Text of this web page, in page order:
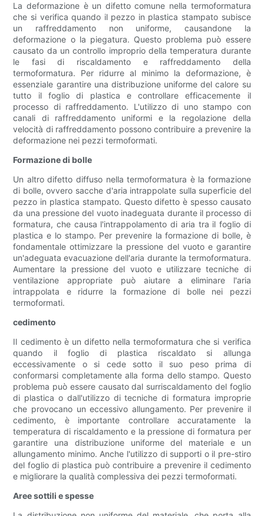
La deformazione è un difetto comune nella termoformatura
che si verifica quando il pezzo in plastica stampato subisce
un raffreddamento non uniforme, causandone la
deformazione o la piegatura. Questo problema può essere
causato da un controllo improprio della temperatura durante
le fasi di riscaldamento e raffreddamento della
termoformatura. Per ridurre al minimo la deformazione, è
essenziale garantire una distribuzione uniforme del calore su
tutto il foglio di plastica e controllare efficacemente il
processo di raffreddamento. L'utilizzo di uno stampo con
canali di raffreddamento uniformi e la regolazione della
velocità di raffreddamento possono contribuire a prevenire la
deformazione nei pezzi termoformati.
Formazione di bolle
Un altro difetto diffuso nella termoformatura è la formazione
di bolle, ovvero sacche d'aria intrappolate sulla superficie del
pezzo in plastica stampato. Questo difetto è spesso causato
da una pressione del vuoto inadeguata durante il processo di
formatura, che causa l'intrappolamento di aria tra il foglio di
plastica e lo stampo. Per prevenire la formazione di bolle, è
fondamentale ottimizzare la pressione del vuoto e garantire
un'adeguata evacuazione dell'aria durante la termoformatura.
Aumentare la pressione del vuoto e utilizzare tecniche di
ventilazione appropriate può aiutare a eliminare l'aria
intrappolata e ridurre la formazione di bolle nei pezzi
termoformati.
cedimento
Il cedimento è un difetto nella termoformatura che si verifica
quando il foglio di plastica riscaldato si allunga
eccessivamente o si cede sotto il suo peso prima di
conformarsi completamente alla forma dello stampo. Questo
problema può essere causato dal surriscaldamento del foglio
di plastica o dall'utilizzo di tecniche di formatura improprie
che provocano un eccessivo allungamento. Per prevenire il
cedimento, è importante controllare accuratamente la
temperatura di riscaldamento e la pressione di formatura per
garantire una distribuzione uniforme del materiale e un
allungamento minimo. Anche l'utilizzo di supporti o il pre-stiro
del foglio di plastica può contribuire a prevenire il cedimento
e migliorare la qualità complessiva dei pezzi termoformati.
Aree sottili e spesse